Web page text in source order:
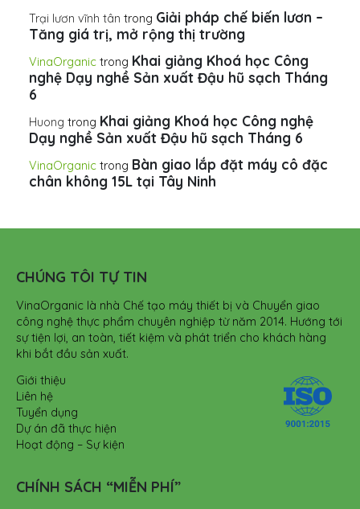
Trại lươn vĩnh tân trong Giải pháp chế biến lươn –
Tăng giá trị, mở rộng thị trường
VinaOrganic trong Khai giảng Khoá học Công
nghệ Dạy nghề Sản xuất Đậu hũ sạch Tháng
6
Huong trong Khai giảng Khoá học Công nghệ
Dạy nghề Sản xuất Đậu hũ sạch Tháng 6
VinaOrganic trong Bàn giao lắp đặt máy cô đặc
chân không 15L tại Tây Ninh
CHÚNG TÔI TỰ TIN
VinaOrganic là nhà Chế tạo máy thiết bị và Chuyển giao
công nghệ thực phẩm chuyên nghiệp từ năm 2014. Hướng tới
sự tiện lợi, an toàn, tiết kiệm và phát triển cho khách hàng
khi bắt đầu sản xuất.
Giới thiệu
Liên hệ
Tuyển dụng
Dự án đã thực hiện
Hoạt động – Sự kiện
CHÍNH SÁCH “MIỄN PHÍ”